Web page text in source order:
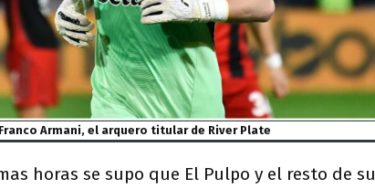
Franco Armani, el arquero titular de River Plate
horas se supo que El Pulpo y el resto de su